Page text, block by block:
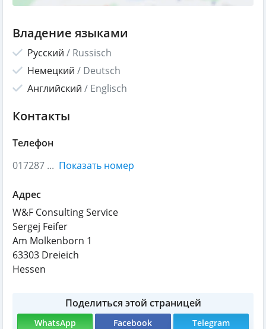
Владение языками
Русский / Russisch
Немецкий / Deutsch
Английский / Englisch
Контакты
Телефон
017287 ... Показать номер
Адрес
W&F Consulting Service
Sergej Feifer
Am Molkenborn 1
63303 Dreieich
Hessen
Поделиться этой страницей
WhatsApp Facebook
Telegram